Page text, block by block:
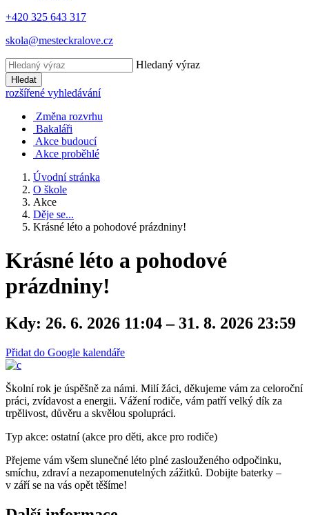
+420 325 643 317
skola@mesteckralove.cz
Hledaný výraz
Hledat
rozšířené vyhledávání
Změna rozvrhu
Bakaláři
Akce budoucí
Akce proběhlé
Úvodní stránka
O škole
Akce
Děje se...
Krásné léto a pohodové prázdniny!
Krásné léto a pohodové
prázdniny!
Kdy: 26. 6. 2026 11:04 – 31. 8. 2026 23:59
Přidat do Google kalendáře
Školní rok je úspěšně za námi. Milí žáci, děkujeme vám za celoroční
práci, zvídavost a energii. Vážení rodiče, vám patří velký dík za
trpělivost, důvěru a skvělou spolupráci.
Typ akce: ostatní (akce pro děti, akce pro rodiče)
Přejeme vám všem slunečné léto plné zaslouženého odpočinku,
smíchu, zdraví a nezapomenutelných zážitků. Dobijte baterky –
v září se na vás opět těšíme!